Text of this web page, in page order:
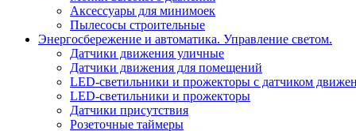
Аксессуары для минимоек
Пылесосы строительные
Энергосбережение и автоматика. Управление светом.
Датчики движения уличные
Датчики движения для помещений
LED-светильники и прожекторы с датчиком
LED-светильники и прожекторы
Датчики присутствия
Розеточные таймеры